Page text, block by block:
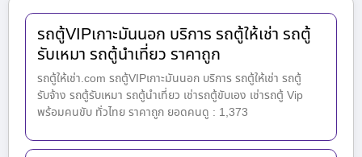
รถตู้VIPเกาะมันนอก บริการ รถตู้ให้เช่า รถตู้
รับเหมา รถตู้นำเที่ยว ราคาถูก
รถตู้ให้เช่า.com รถตู้VIPเกาะมันนอก บริการ รถตู้ให้เช่า รถตู้
รับจ้าง รถตู้รับเหมา รถตู้นำเที่ยว เช่ารถตู้ขับเอง เช่ารถตู้ Vip
พร้อมคนขับ ทั่วไทย ราคาถูก ยอดคนดู : 1,373